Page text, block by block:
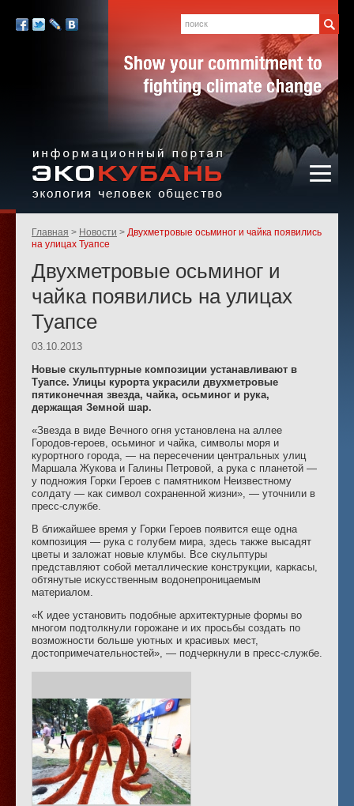
«ЭКО-КУБАНЬ»
человек,
общество
Родительские
страницы:
Главная Новости
Двухметровые осьминог и чайка появились
на улицах Туапсе
Двухметровые осьминог и
чайка появились на улицах
Туапсе
03.10.2013
Новые скульптурные композиции устанавливают в
Туапсе. Улицы курорта украсили двухметровые
пятиконечная звезда, чайка, осьминог и рука,
держащая Земной шар.
«Звезда в виде Вечного огня установлена на аллее
Городов-героев, осьминог и чайка, символы моря и
курортного города, — на пересечении центральных улиц
Маршала Жукова и Галины Петровой, а рука с планетой —
у подножия Горки Героев с памятником Неизвестному
солдату — как символ сохраненной жизни», — уточнили в
пресс-службе.
В ближайшее время у Горки Героев появится еще одна
композиция — рука с голубем мира, здесь также высадят
цветы и заложат новые клумбы. Все скульптуры
представляют собой металлические конструкции, каркасы,
обтянутые искусственным водонепроницаемым
материалом.
«К идее установить подобные архитектурные формы во
многом подтолкнули горожане и их просьбы создать по
возможности больше уютных и красивых мест,
достопримечательностей», — подчеркнули в пресс-службе.
Мы
Поиск